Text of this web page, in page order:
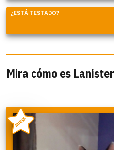
¿ESTÁ TESTADO?
Mira cómo es Lanister
NUEVA